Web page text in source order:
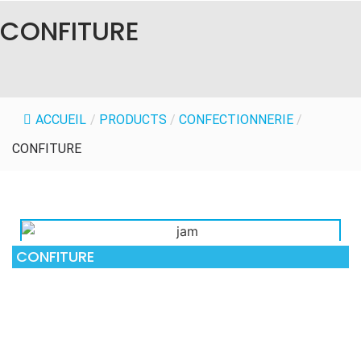
CONFITURE
ACCUEIL / PRODUCTS / CONFECTIONNERIE /
CONFITURE
CONFITURE